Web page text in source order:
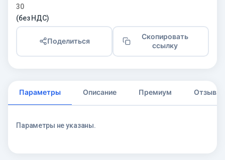
30
(без НДС)
Поделиться
Скопировать
ссылку
Параметры Описание Премиум Отзывы
Параметры не указаны.